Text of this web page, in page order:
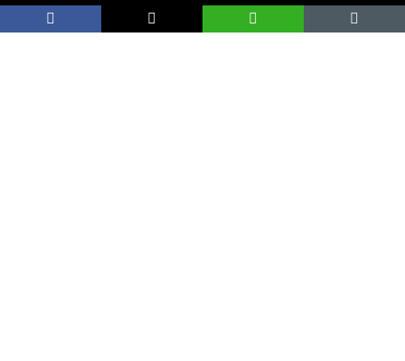
GIAPPONE ITALIA REGNO UNITO USA